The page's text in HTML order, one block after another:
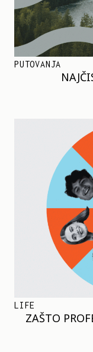
PUTOVANJA
LIFE
ZAŠTO